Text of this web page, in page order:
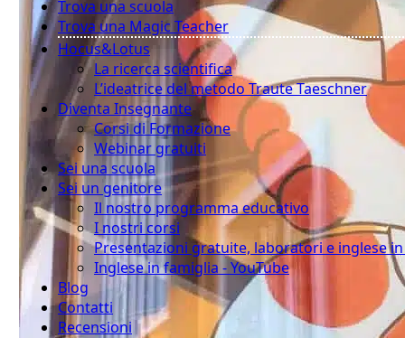
Trova una scuola
Trova una Magic Teacher
Hocus&Lotus
La ricerca scientifica
L’ideatrice del metodo Traute Taeschner
Diventa Insegnante
Corsi di Formazione
Webinar gratuiti
Sei una scuola
Sei un genitore
Il nostro programma educativo
I nostri corsi
Presentazioni gratuite, laboratori e inglese in
Inglese in famiglia - YouTube
Blog
Contatti
Recensioni